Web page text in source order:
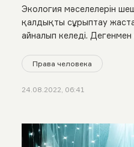
Экология мәселелерін
қалдықты сұрыптау
айналып келеді.
Права человека
24.08.2022, 06:41